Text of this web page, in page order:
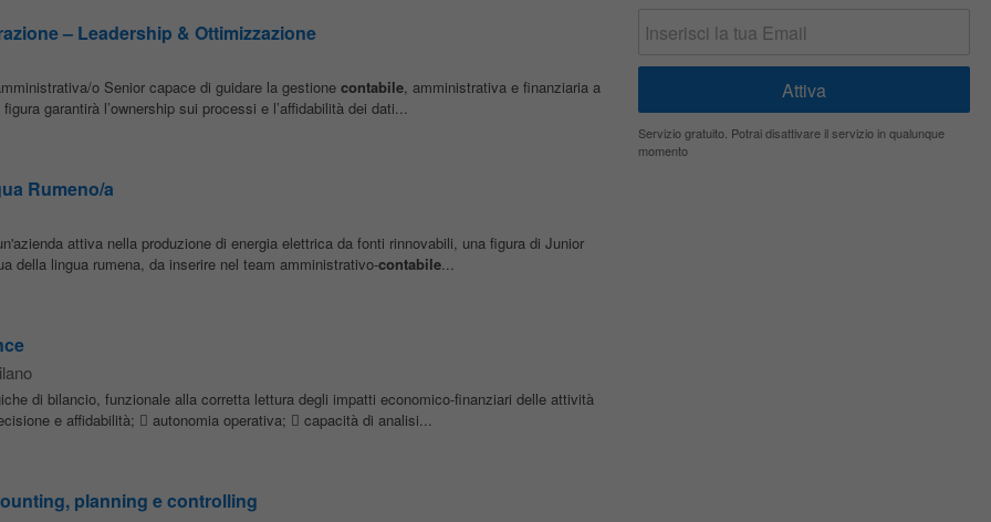
– Leadership & Ottimizzazione
o Senior capace di guidare la gestione contabile, amministrativa e finanziaria a
garantirà l’ownership sui processi e l’affidabilità dei dati...
Rumeno/a
attiva nella produzione di energia elettrica da fonti rinnovabili, una figura di Junior
della lingua rumena, da inserire nel team amministrativo-contabile...
di bilancio, funzionale alla corretta lettura degli impatti economico-finanziari delle attività
e affidabilità;  autonomia operativa;  capacità di analisi...
planning e controlling
Servizio gratuito. Potrai disattivare il servizio in qualunque
momento